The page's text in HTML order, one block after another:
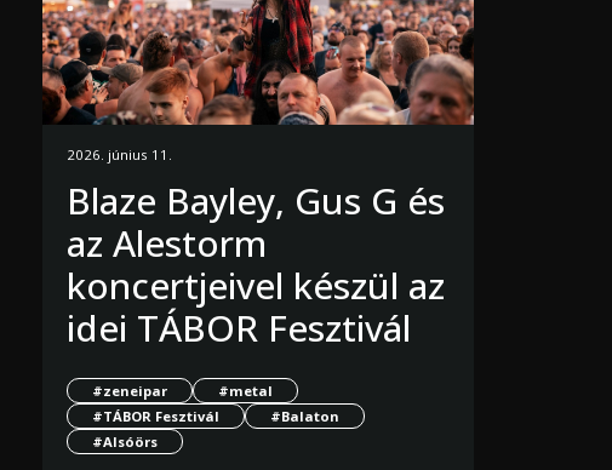
2026. június 11.
Blaze Bayley, Gus G és
az Alestorm
koncertjeivel készül az
idei TÁBOR Fesztivál
#zeneipar
#metal
#TÁBOR Fesztivál
#Balaton
#Alsóörs